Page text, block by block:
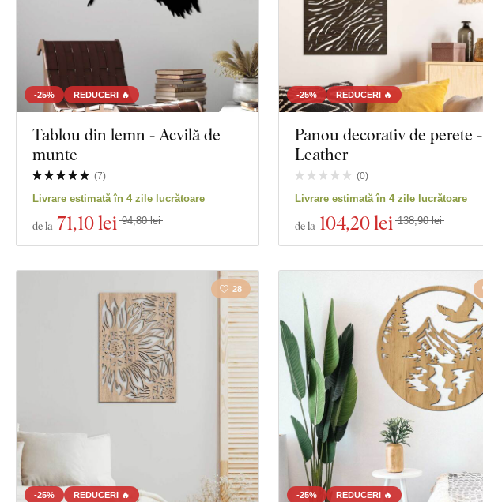
-25% REDUCERI 🔥
Tablou din lemn - Acvilă de
munte
(7)
Livrare estimată în 4 zile lucrătoare
de la 71,10 lei 94,80 lei
-25% REDUCERI 🔥
Panou decorativ de perete -
Leather
(0)
Livrare estimată în 4 zile lucrătoare
de la 104,20 lei 138,90 lei
-25% REDUCERI 🔥
28
-25% REDUCERI 🔥